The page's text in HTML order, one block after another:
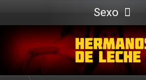
Sexo
Webcam